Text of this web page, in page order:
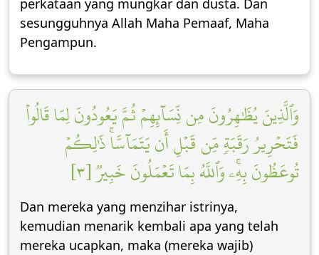
perkataan yang mungkar dan dusta. Dan
sesungguhnya Allah Maha Pemaaf, Maha
Pengampun.
وَٱلَّذِينَ يُظَٰهِرُونَ مِن نِّسَآئِهِمۡ ثُمَّ يَعُودُونَ لِمَا قَالُواْ
فَتَحۡرِيرُ رَقَبَةٖ مِّن قَبۡلِ أَن يَتَمَآسَّاۚ ذَٰلِكُمۡ
تُوعَظُونَ بِهِۦۚ وَٱللَّهُ بِمَا تَعۡمَلُونَ خَبِيرٞ [٣]
Dan mereka yang menzihar istrinya,
kemudian menarik kembali apa yang telah
mereka ucapkan, maka (mereka wajib)